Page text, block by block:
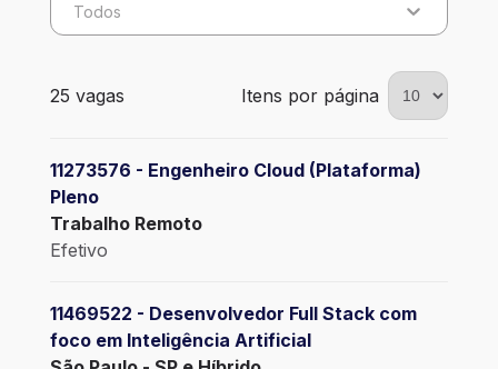
Todos
25 vagas encontradas para 0 filtros aplicados
25 vagas Itens por página
11273576 - Engenheiro Cloud (Plataforma)
Pleno
Trabalho Remoto
Efetivo
11469522 - Desenvolvedor Full Stack com
foco em Inteligência Artificial